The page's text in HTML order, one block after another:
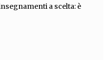
a scelta: è